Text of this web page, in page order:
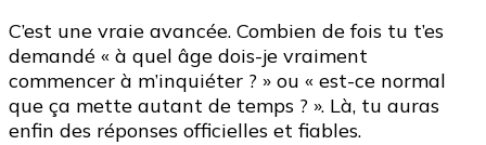
C’est une vraie avancée. Combien de fois tu t’es
demandé « à quel âge dois-je vraiment
commencer à m’inquiéter ? » ou « est-ce normal
que ça mette autant de temps ? ». Là, tu auras
enfin des réponses officielles et fiables.